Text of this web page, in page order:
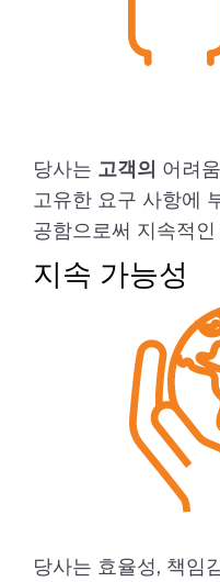
당사는 고객의 어려
고유한 요구 사항에
공함으로써 지속적
지속 가능성
당사는 효율성, 책임